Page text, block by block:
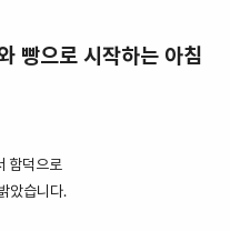
빵으로 시작하는 아침
함덕으로
았습니다.